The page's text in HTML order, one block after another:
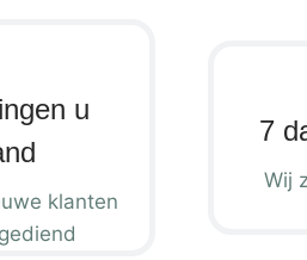
u
klanten
7
Wij